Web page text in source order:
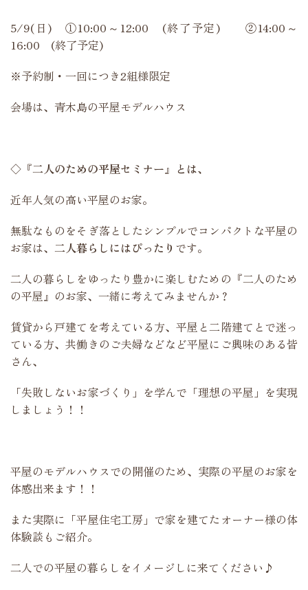
5/9(日) ①10:00～12:00 (終了予定) ②14:00～
16:00 (終了予定)
※予約制・一回につき2組様限定
会場は、青木島の平屋モデルハウス
◇『二人のための平屋セミナー』とは、
近年人気の高い平屋のお家。
無駄なものをそぎ落としたシンプルでコンパクトな平屋の
お家は、 二人暮らしにはぴったり です。
二人の暮らしをゆったり豊かに楽しむための『二人のため
の平屋』のお家、一緒に考えてみませんか？
賃貸から戸建てを考えている方、平屋と二階建てとで迷っ
ている方、共働きのご夫婦などなど平屋にご興味のある皆
さん、
「失敗しないお家づくり」を学んで「理想の平屋」を実現
しましょう！！
平屋のモデルハウスでの開催のため、実際の平屋のお家を
体感出来ます！！
また実際に「平屋住宅工房」で家を建てたオーナー様の体
体験談もご紹介。
二人での平屋の暮らしをイメージしに来てください♪